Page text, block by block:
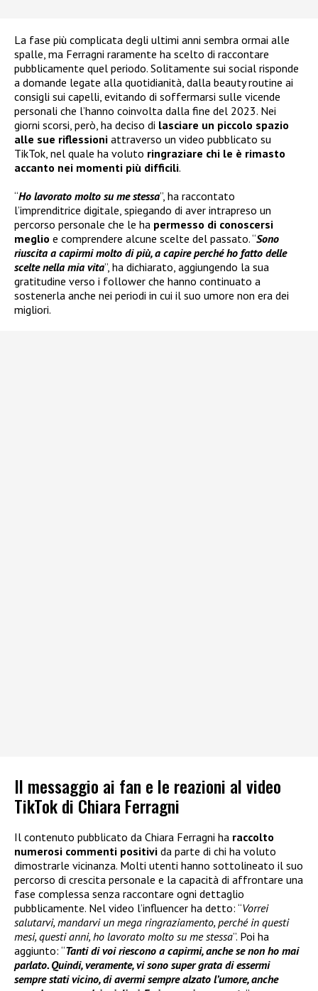
La fase più complicata degli ultimi anni sembra ormai alle
spalle, ma Ferragni raramente ha scelto di raccontare
pubblicamente quel periodo. Solitamente sui social risponde
a domande legate alla quotidianità, dalla beauty routine ai
consigli sui capelli, evitando di soffermarsi sulle vicende
personali che l’hanno coinvolta dalla fine del 2023. Nei
giorni scorsi, però, ha deciso di lasciare un piccolo spazio
alle sue riflessioni attraverso un video pubblicato su
TikTok, nel quale ha voluto ringraziare chi le è rimasto
accanto nei momenti più difficili.
“Ho lavorato molto su me stessa”, ha raccontato
l’imprenditrice digitale, spiegando di aver intrapreso un
percorso personale che le ha permesso di conoscersi
meglio e comprendere alcune scelte del passato. “Sono
riuscita a capirmi molto di più, a capire perché ho fatto delle
scelte nella mia vita”, ha dichiarato, aggiungendo la sua
gratitudine verso i follower che hanno continuato a
sostenerla anche nei periodi in cui il suo umore non era dei
migliori.
Il messaggio ai fan e le reazioni al video
TikTok di Chiara Ferragni
Il contenuto pubblicato da Chiara Ferragni ha raccolto
numerosi commenti positivi da parte di chi ha voluto
dimostrarle vicinanza. Molti utenti hanno sottolineato il suo
percorso di crescita personale e la capacità di affrontare una
fase complessa senza raccontare ogni dettaglio
pubblicamente. Nel video l’influencer ha detto: “Vorrei
salutarvi, mandarvi un mega ringraziamento, perché in questi
mesi, questi anni, ho lavorato molto su me stessa”. Poi ha
aggiunto: “Tanti di voi riescono a capirmi, anche se non ho mai
parlato. Quindi, veramente, vi sono super grata di essermi
sempre stati vicino, di avermi sempre alzato l’umore, anche